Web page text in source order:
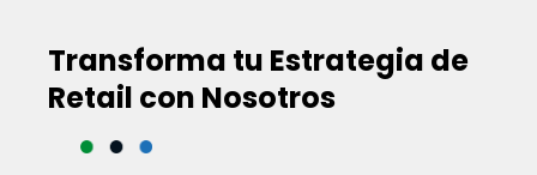
Transforma tu Estrategia de
Retail con Nosotros